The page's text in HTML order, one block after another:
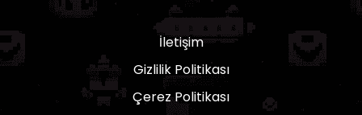
İletişim
Gizlilik Politikası
Çerez Politikası